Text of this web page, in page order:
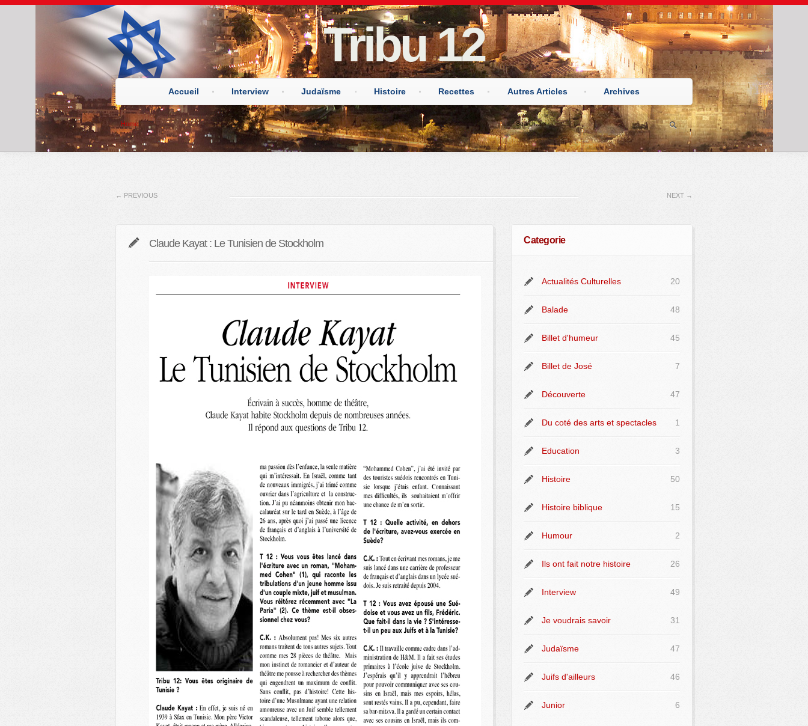
Tribu 12
Accueil Interview Judaïsme Histoire Recettes Autres Articles Archives
Home
← PREVIOUS NEXT →
Claude Kayat : Le Tunisien de Stockholm Categorie
Actualités Culturelles 20
Balade 48
Billet d'humeur 45
Billet de José 7
Découverte 47
Du coté des arts et spectacles 1
Education 3
Histoire 50
Histoire biblique 15
Humour 2
Ils ont fait notre histoire 26
Interview 49
Je voudrais savoir 31
Judaïsme 47
Juifs d'ailleurs 46
Junior 6